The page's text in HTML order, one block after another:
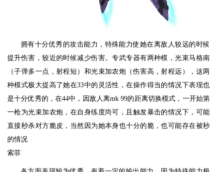
拥有十分优秀的攻击能力，特殊能力使她在离敌人较远的时候
提升伤害，较近的时候减少伤害。专武专器有两种模，光束马格南
（子弹多一点，射程短）和光束加农炮（伤害高，射程远），这两
种模式极大提高了她在33中的灵活性，在操作得当的情况下表现也
是十分优秀的，在44中，因敌人离mk 99的距离切换模式，一开始第
一枪为光束加农炮，在自身练度尚可，且触发暴击的情况下，可能
直接秒杀对方脆皮，当然因为她本身也十分的脆，也可能存在被秒
的情况
索菲